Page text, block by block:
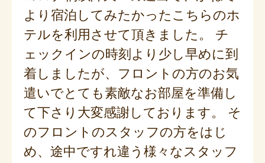
より宿泊してみたかったこちらのホ
テルを利用させて頂きました。 チ
ェックインの時刻より少し早めに到
着しましたが、フロントの方のお気
遣いでとても素敵なお部屋を準備し
て下さり大変感謝しております。 そ
のフロントのスタッフの方をはじ
め、途中ですれ違う様々なスタッフ